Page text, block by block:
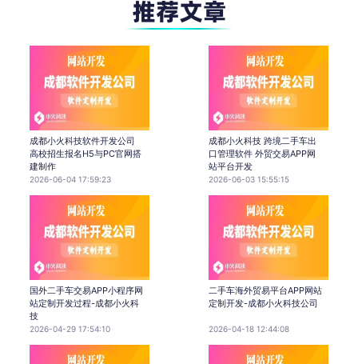
成都小火科技软件开发公司
高校招生报名H5与PC官网搭
建制作
2026-06-04 17:59:23
成都小火科技 跨境二手车出
口管理软件 外贸交易APP网
站平台开发
2026-06-03 15:55:15
国外二手车交易APP小程序网
站定制开发过程-成都小火科
技
2026-04-29 17:54:10
二手车海外贸易平台APP网站
定制开发-成都小火科技公司
2026-04-18 12:44:08